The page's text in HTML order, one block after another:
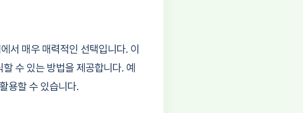
서 매우 매력적인 선택입니다. 이
수 있는 방법을 제공합니다. 예
용할 수 있습니다.